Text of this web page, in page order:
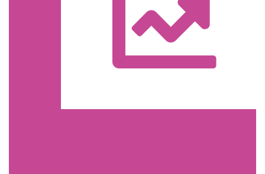
Trasa